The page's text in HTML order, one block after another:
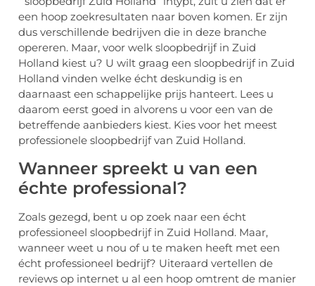
een hoop zoekresultaten naar boven komen. Er zijn
dus verschillende bedrijven die in deze branche
opereren. Maar, voor welk sloopbedrijf in Zuid
Holland kiest u? U wilt graag een sloopbedrijf in Zuid
Holland vinden welke écht deskundig is en
daarnaast een schappelijke prijs hanteert. Lees u
daarom eerst goed in alvorens u voor een van de
betreffende aanbieders kiest. Kies voor het meest
professionele sloopbedrijf van Zuid Holland.
Wanneer spreekt u van een
échte professional?
Zoals gezegd, bent u op zoek naar een écht
professioneel sloopbedrijf in Zuid Holland. Maar,
wanneer weet u nou of u te maken heeft met een
écht professioneel bedrijf? Uiteraard vertellen de
reviews op internet u al een hoop omtrent de manier